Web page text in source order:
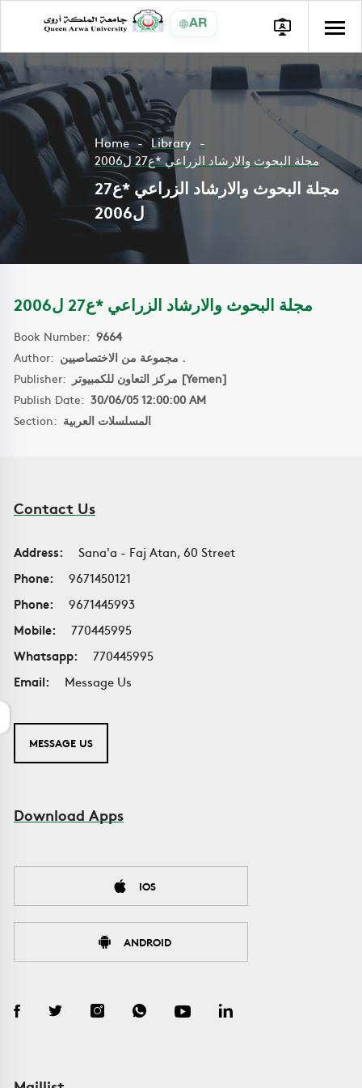
AR
Home
Library
مجلة البحوث والارشاد الزراعي *ع27 ل2006
مجلة البحوث والارشاد الزراعي *ع27
ل2006
مجلة البحوث والارشاد الزراعي *ع27 ل2006
Book Number: 9664
Author:
مجموعة من الاختصاصيين .
Publisher:
مركز التعاون للكمبيوتر [Yemen]
Publish Date: 30/06/05 12:00:00 AM
Section: المسلسلات العربية
Contact Us
Address:
Sana'a - Faj Atan, 60 Street
Phone:
9671450121
Phone:
9671445993
Mobile:
770445995
Whatsapp:
770445995
Email:
Message Us
MESSAGE US
Download Apps
IOS
ANDROID